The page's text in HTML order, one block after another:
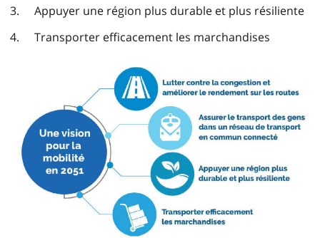
Appuyer une région plus durable et plus résiliente
Transporter efficacement les marchandises